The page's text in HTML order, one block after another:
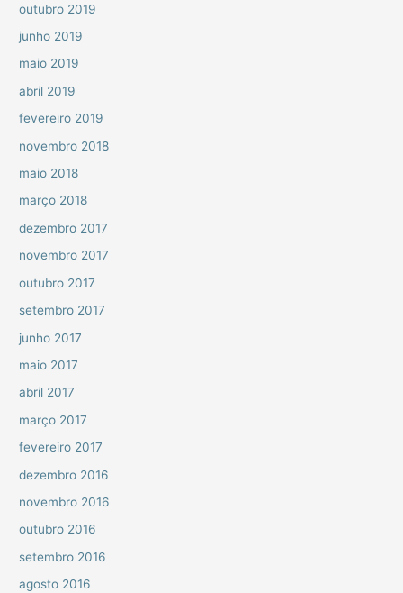
outubro 2019
junho 2019
maio 2019
abril 2019
fevereiro 2019
novembro 2018
maio 2018
março 2018
dezembro 2017
novembro 2017
outubro 2017
setembro 2017
junho 2017
maio 2017
abril 2017
março 2017
fevereiro 2017
dezembro 2016
novembro 2016
outubro 2016
setembro 2016
agosto 2016